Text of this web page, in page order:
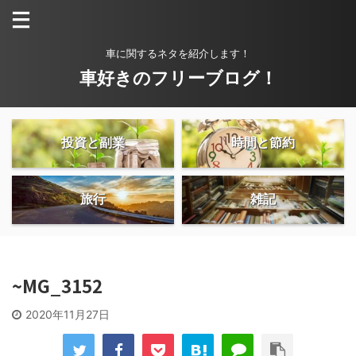
車に関するネタを紹介します！
車好きのフリーブログ！
投資と副業 時間と節約
旅行 雑記
~MG_3152
2020年11月27日